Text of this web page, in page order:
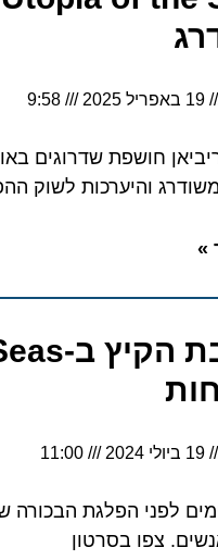
9:58
והיערכות לשוק
11:00
צפו בסרטון